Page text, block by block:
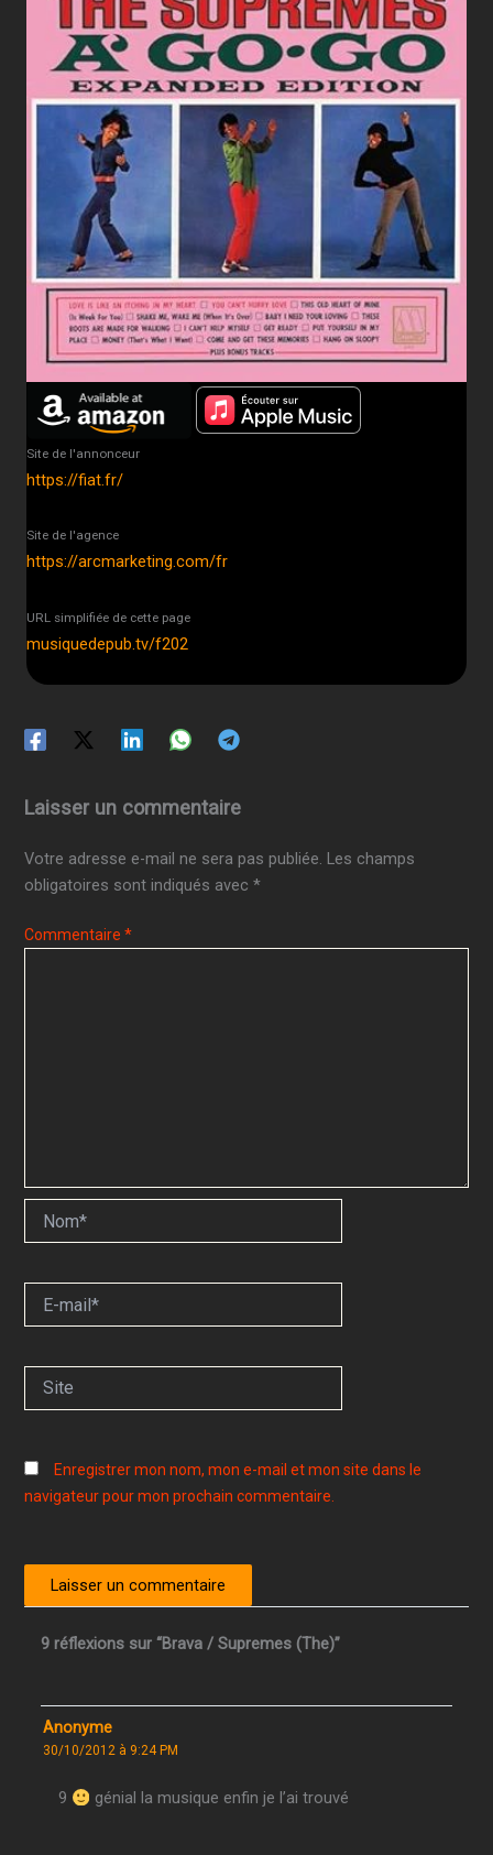
Site de l'annonceur
https://fiat.fr/
Site de l'agence
https://arcmarketing.com/fr
URL simplifiée de cette page
musiquedepub.tv/f202
Laisser un commentaire
Votre adresse e-mail ne sera pas publiée. Les champs
obligatoires sont indiqués avec*
Commentaire*
mail*
Enregistrer mon nom, mon e-mail et mon site dans le
navigateur pour mon prochain commentaire.
9 réflexions sur “Brava / Supremes (The)”
Anonyme
30/10/2012 à 9:24 PM
9 génial la musique enfin je l’ai trouvé